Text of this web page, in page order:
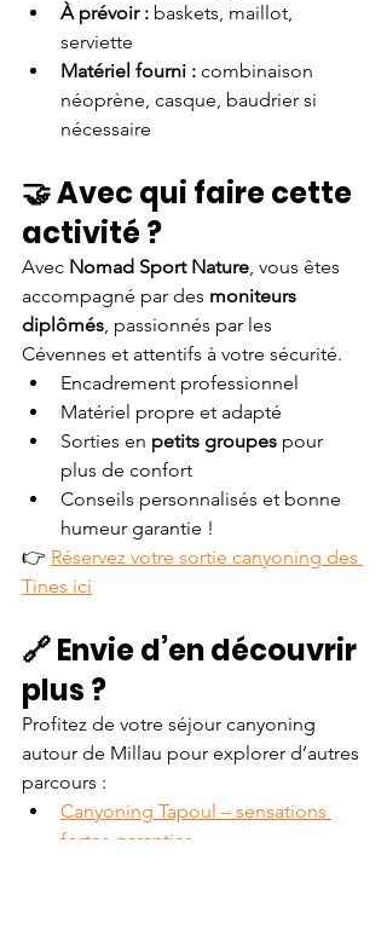
À prévoir : baskets, maillot,
serviette
Matériel fourni : combinaison
néoprène, casque, baudrier si
nécessaire
🤝 Avec qui faire cette
activité ?
Avec Nomad Sport Nature, vous êtes
accompagné par des moniteurs
diplômés, passionnés par les
Cévennes et attentifs à votre sécurité.
Encadrement professionnel
Matériel propre et adapté
Sorties en petits groupes pour
plus de confort
Conseils personnalisés et bonne
humeur garantie !
👉 Réservez votre sortie canyoning des
Tines ici
🔗 Envie d’en découvrir
plus ?
Profitez de votre séjour canyoning
autour de Millau pour explorer d’autres
parcours :
Canyoning Tapoul – sensations
fortes garanties